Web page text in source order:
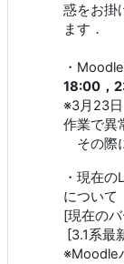
惑をお掛
ます．
・
18:00，
※3月23
作業で異
その際
・現在
について
[現在の
[3.1系最
※Moodle